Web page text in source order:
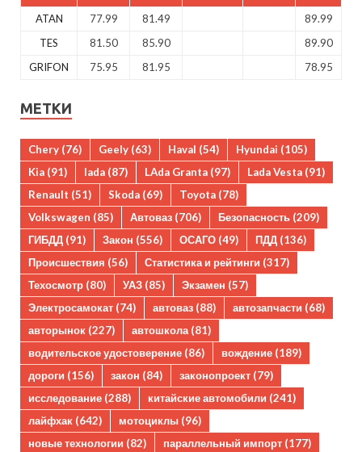
ATAN 77.99 81.49
89.99
TES
81.50 85.90
89.90
GRIFON
75.95 81.95 78.95
МЕТКИ
Chery (76) Geely (63) Haval (54) Hyundai (105)
Kia (91) lada (87) LAda Granta (97) Lada Vesta (91)
Renault (51) Skoda (69) Toyota (78)
Volkswagen (85) Автоваз (706) Безопасность (209)
ГИБДД (91) Закон (556) ОСАГО (49) ПДД (136)
Происшествия (56) Статистика и рейтинги (317)
Техосмотр (80) УАЗ (85) Экзамен (57)
Электросамокат (74) автоваз (88) автозапчасти (68)
авторынок (227) автошкола(81)
водительское удостоверение (86) вождение (189)
дороги (156) закон (84) законопроект (79)
исследование (288) китайские автомобили (241)
лайфхак (642) мотоциклы (96)
новые технологии (82) параллельный импорт (177)